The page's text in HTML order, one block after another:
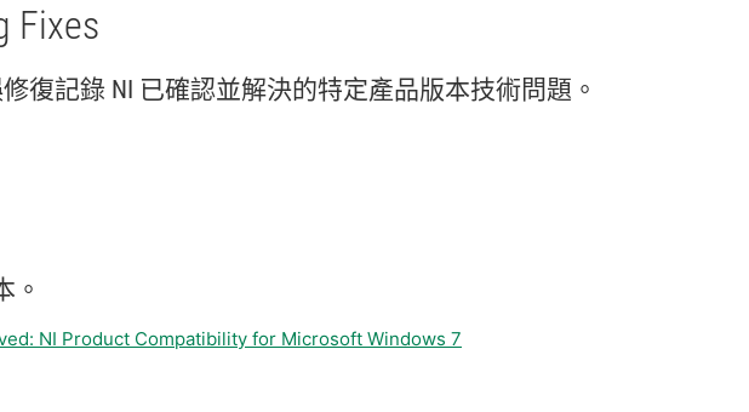
Fixes
修復記錄 NI 已確認並解決的特定產品版本技術問題。
。
NI Product Compatibility for Microsoft Windows 7